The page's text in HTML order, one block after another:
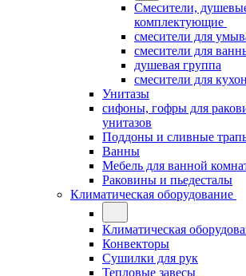
Смесители,
комплектующие
смесители для
смесители для
душевая группа
смесители для
Унитазы
сифоны, гофры для
унитазов
Поддоны и сливные
Ванны
Мебель для ванной
Раковины и пьедесталы
Климатическая оборудование
Климатическая
Конвекторы
Сушилки для рук
Тепловые завесы